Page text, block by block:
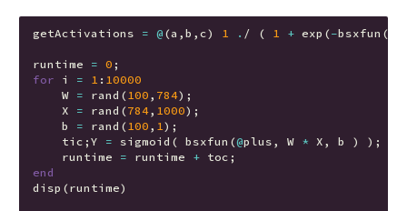
getActivations = @ (a , b , c) 1 . / ( 1 + exp (-bsxfun (
runtime = 0 ;
for
i = 1 : 10000
W
= rand (100 , 784);
X
= rand (784, 1000);
b
= rand (100 , 1);
tic ; Y = sigmoid ( bsxfun (@plus , W * X , b )
);
runtime
= runtime + toc ;
end
disp (runtime)